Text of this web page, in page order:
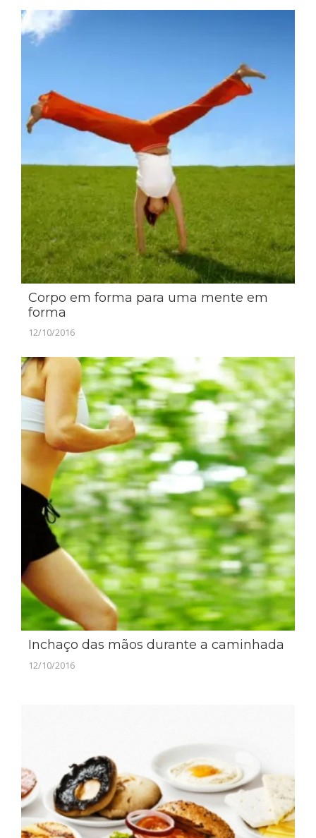
Corpo em forma para uma mente em
forma
12/10/2016
Inchaço das mãos durante a caminhada
12/10/2016